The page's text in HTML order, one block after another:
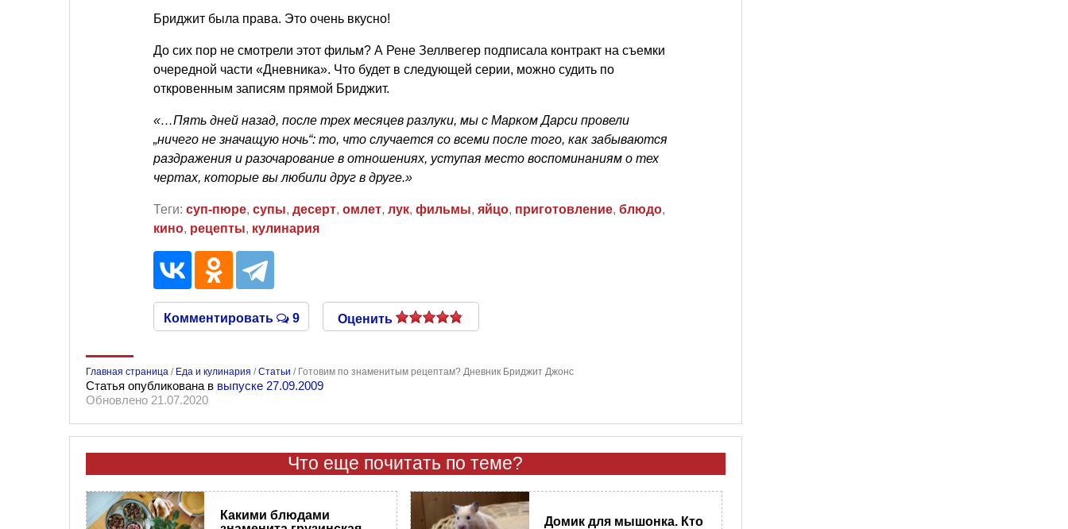
Бриджит была права. Это очень вкусно!
До сих пор не смотрели этот фильм? А Рене Зеллвегер подписала контракт на съемки
очередной части «Дневника». Что будет в следующей серии, можно судить по
откровенным записям прямой Бриджит.
«…Пять дней назад, после трех месяцев разлуки, мы с Марком Дарси провели
„ничего не значащую ночь“: то, что случается со всеми после того, как забываются
раздражения и разочарование в отношениях, уступая место воспоминаниям о тех
чертах, которые вы любили друг в друге.»
Теги: суп-пюре, супы, десерт, омлет, лук, фильмы, яйцо, приготовление, блюдо,
кино, рецепты, кулинария
Комментировать 9 Оценить
Главная страница / Еда и кулинария /Статьи / Готовим по знаменитым рецептам? Дневник Бриджит Джонс
Статья опубликована в выпуске 27.09.2009
Обновлено 21.07.2020
Что еще почитать по теме?
Какими блюдами
Домик для мышонка. Кто